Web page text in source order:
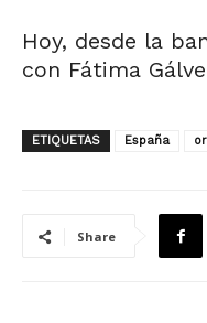
Hoy, desde la
con Fátima
ETIQUETAS España
Share